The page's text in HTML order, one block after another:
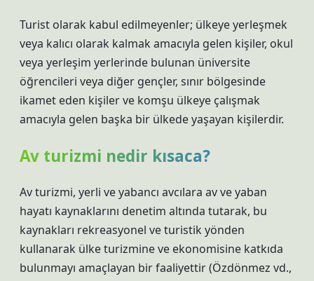
Turist olarak kabul edilmeyenler; ülkeye yerleşmek
veya kalıcı olarak kalmak amacıyla gelen kişiler, okul
veya yerleşim yerlerinde bulunan üniversite
öğrencileri veya diğer gençler, sınır bölgesinde
ikamet eden kişiler ve komşu ülkeye çalışmak
amacıyla gelen başka bir ülkede yaşayan kişilerdir.
Av turizmi nedir kısaca?
Av turizmi, yerli ve yabancı avcılara av ve yaban
hayatı kaynaklarını denetim altında tutarak, bu
kaynakları rekreasyonel ve turistik yönden
kullanarak ülke turizmine ve ekonomisine katkıda
bulunmayı amaçlayan bir faaliyettir (Özdönmez vd.,